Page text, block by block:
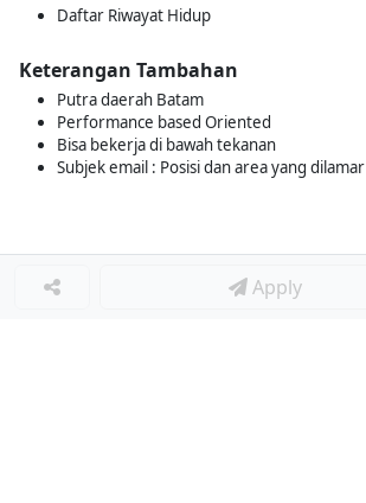
Daftar Riwayat Hidup
Keterangan Tambahan
Putra daerah Batam
Performance based Oriented
Bisa bekerja di bawah tekanan
Subjek email : Posisi dan area yang dilamar
Apply